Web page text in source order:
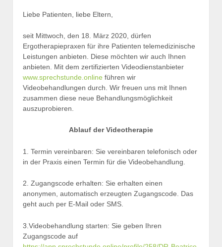
Liebe Patienten, liebe Eltern,
seit Mittwoch, den 18. März 2020, dürfen
Ergotherapiepraxen für ihre Patienten telemedizinische
Leistungen anbieten. Diese möchten wir auch Ihnen
anbieten. Mit dem zertifizierten Videodienstanbieter
www.sprechstunde.online führen wir
Videobehandlungen durch. Wir freuen uns mit Ihnen
zusammen diese neue Behandlungsmöglichkeit
auszuprobieren.
Ablauf der Videotherapie
1. Termin vereinbaren: Sie vereinbaren telefonisch oder
in der Praxis einen Termin für die Videobehandlung.
2. Zugangscode erhalten: Sie erhalten einen
anonymen, automatisch erzeugten Zugangscode. Das
geht auch per E-Mail oder SMS.
3.Videobehandlung starten: Sie geben Ihren
Zugangscode auf